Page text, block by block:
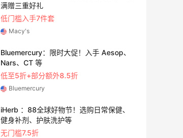
满赠三重好礼
低门槛入手7件套
Macy's
Bluemercury：限时大促！入手 Aesop、
Nars、CT 等
低至5折+部分额外8.5折
Bluemercury
iHerb ：88全球好物节！选购日常保健、
健身补剂、护肤洗护等
无门槛7.5折